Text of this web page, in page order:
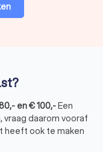
,- en€100,-Een
daarom vooraf
heeft ook te maken